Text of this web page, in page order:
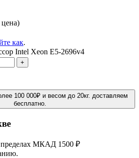
как.
Intel Xeon E5-2696v4
+
100 000₽ и весом до 20кг. доставляем
бесплатно.
пределах МКАД 1500 ₽